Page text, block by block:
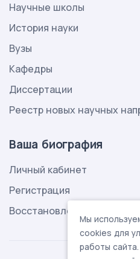
Научные школы
История науки
Вузы
Кафедры
Диссертации
Реестр новых научных
Ваша биография
Личный кабинет
Регистрация
Восстановление пароля
Мы
cookies для
работы